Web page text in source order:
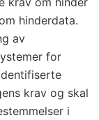
hinderdata.
av
for
krav og skal
i